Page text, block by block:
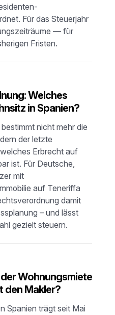
Für das Steuerjahr
— für
Fristen.
Welches
in Spanien?
nicht mehr die
der letzte
Erbrecht auf
ist. Für Deutsche,
mit
auf Teneriffa
damit
– und lässt
gezielt steuern.
Wohnungsmiete
den Makler?
Spanien trägt seit Mai